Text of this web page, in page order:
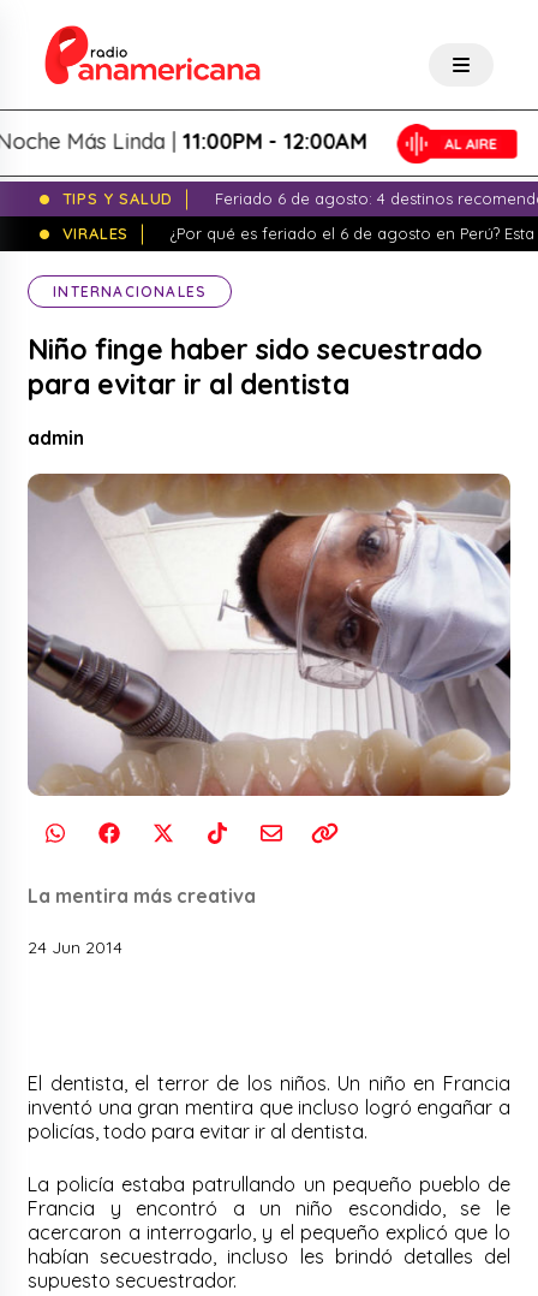
Más Linda |11:00PM - 12:00AM
TIPS Y SALUD
Feriado 6 de agosto: 4 destinos
VIRALES
¿Por qué es feriado el 6 de agosto en Perú?
INTERNACIONALES
Niño finge haber sido secuestrado
para evitar ir al dentista
admin
La mentira más creativa
24 Jun 2014
El dentista, el terror de los niños. Un niño en Francia
inventó una gran mentira que incluso logró engañar a
policías, todo para evitar ir al dentista.
La policía estaba patrullando un pequeño pueblo de
Francia y encontró a un niño escondido, se le
acercaron a interrogarlo, y el pequeño explicó que lo
habían secuestrado, incluso les brindó detalles del
supuesto secuestrador.